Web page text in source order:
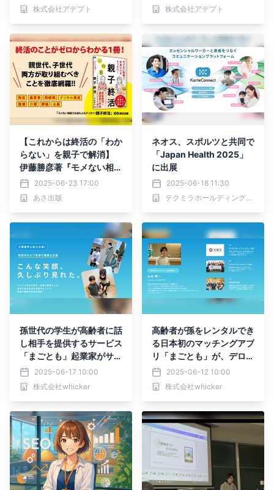
株式会社アデプト
株式会社アデプト
【これからは終活の「わか
らない」を親子で解消】
伊藤勝彦著『モメない相続
でお金も心もすっきり！親
子終活』2025年6月24日
刊行
2025-06-23 17:00
あさ出版
ネオス、スポルツと共同で
「Japan Health 2025」
に出展
2025-06-18 11:30
テクミラホールディングス株式会社
孫世代の学生が高齢者に話
し相手を提供するサービス
「まごとも」起業家がサッ
ポロビール社、社外講演会
に登壇。世代間交流により
学生に新たな仕事を創出！
2025-06-17 10:00
株式会社whicker
高齢者が孫をレンタルでき
る日本初のマッチングアプ
リ「まごとも」が、デロイ
トトーマツベンチャーサポ
ート主催Meetup Session
に登壇。事業内容と今後の
とつなげていきます。
2025-06-12 10:00
株式会社whicker